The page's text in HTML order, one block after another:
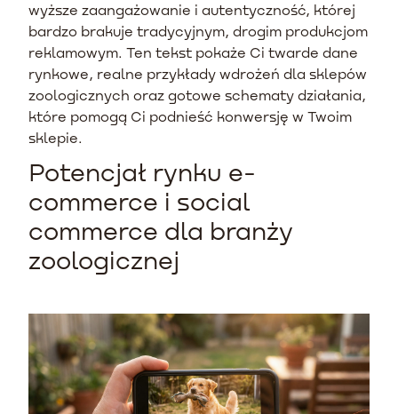
wyższe zaangażowanie i autentyczność, której
bardzo brakuje tradycyjnym, drogim produkcjom
reklamowym. Ten tekst pokaże Ci twarde dane
rynkowe, realne przykłady wdrożeń dla sklepów
zoologicznych oraz gotowe schematy działania,
które pomogą Ci podnieść konwersję w Twoim
sklepie.
Potencjał rynku e-
commerce i social
commerce dla branży
zoologicznej